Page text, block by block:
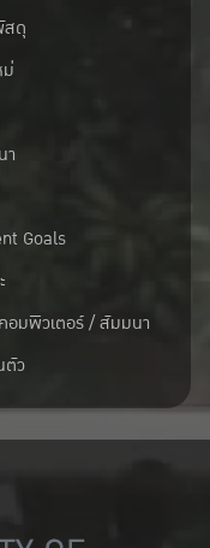
สดุ
Goals
อมพิวเตอร์ / สัมมนา
ตัว